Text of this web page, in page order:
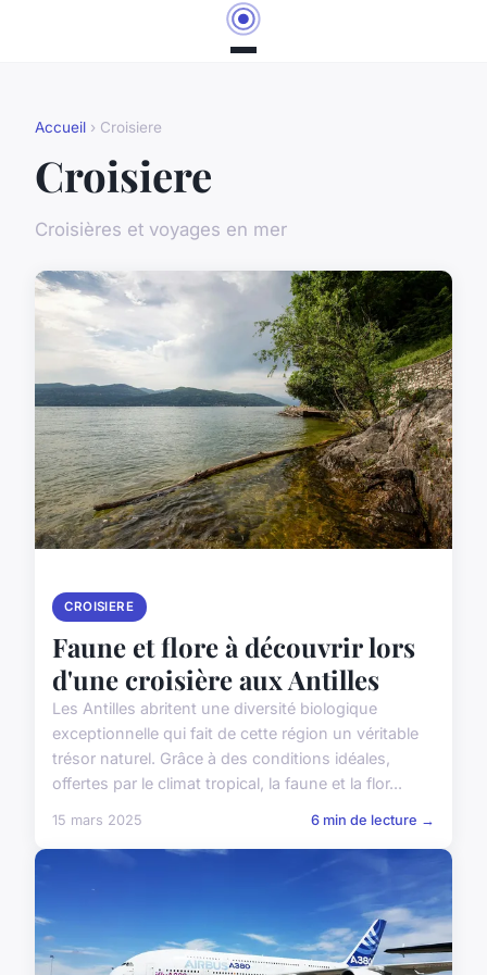
Accueil › Croisiere
Croisiere
Croisières et voyages en mer
CROISIERE
Faune et flore à découvrir lors
d'une croisière aux Antilles
Les Antilles abritent une diversité biologique
exceptionnelle qui fait de cette région un véritable
trésor naturel. Grâce à des conditions idéales,
offertes par le climat tropical, la faune et la flor...
15 mars 2025 6 min de lecture →